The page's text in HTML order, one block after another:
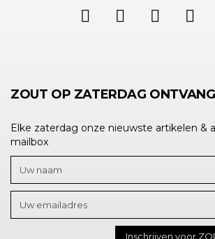
ZOUT OP ZATERDAG
Elke zaterdag onze nieuwste artikelen &
mailbox